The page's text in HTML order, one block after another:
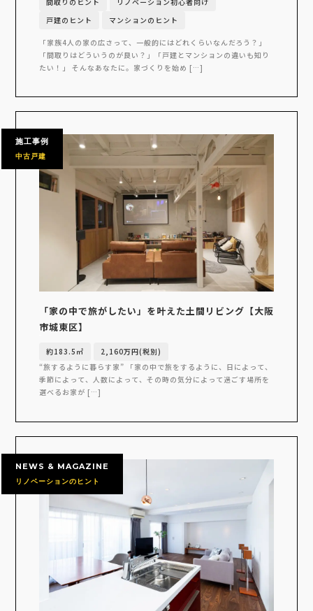
戸建のヒント
マンションのヒント
「家族4人の家の広さって、一般的にはどれくらいなんだろう？」
「間取りはどういうのが良い？」「戸建とマンションの違いも知り
たい！」 そんなあなたに。家づくりを始め […]
施工事例
中古戸建
「家の中で旅がしたい」を叶えた土間リビング【大阪
市城東区】
約183.5㎡
2,160万円(税別)
“旅するように暮らす家” 「家の中で旅をするように、日によって、
季節によって、人数によって、その時の気分によって過ごす場所を
選べるお家が […]
NEWS & MAGAZINE
リノベーションのヒント